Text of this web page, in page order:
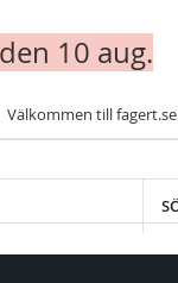
10 aug.
Välkommen till fagert.se